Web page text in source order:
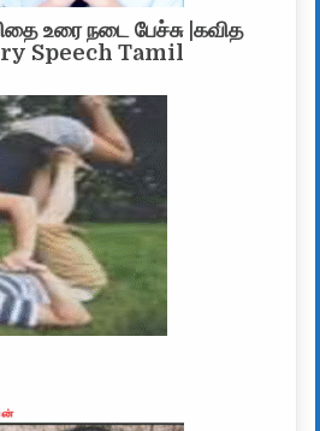
உரை நடை பேச்சு |கவித
Speech Tamil